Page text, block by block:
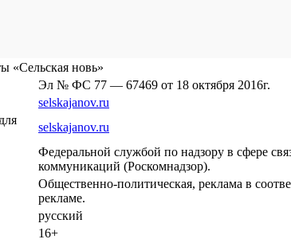
«Сельская новь»
Эл № ФС 77 — 67469 от 18 октября 2016г.
selskajanov.ru
selskajanov.ru
Федеральной службой по надзору в сфере
коммуникаций (Роскомнадзор).
Общественно-политическая, реклама в
рекламе.
русский
16+